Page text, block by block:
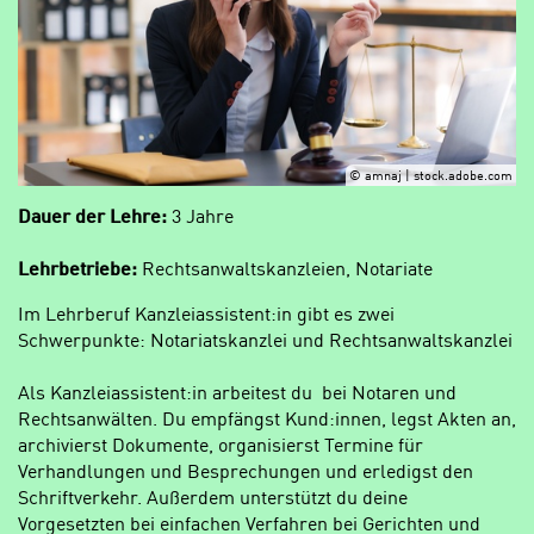
© amnaj | stock.adobe.com
Dauer der Lehre: 3 Jahre
Lehrbetriebe: Rechtsanwaltskanzleien, Notariate
Im Lehrberuf Kanzleiassistent:in gibt es zwei
Schwerpunkte: Notariatskanzlei und Rechtsanwaltskanzlei
Als Kanzleiassistent:in arbeitest du bei Notaren und
Rechtsanwälten. Du empfängst Kund:innen, legst Akten an,
archivierst Dokumente, organisierst Termine für
Verhandlungen und Besprechungen und erledigst den
Schriftverkehr. Außerdem unterstützt du deine
Vorgesetzten bei einfachen Verfahren bei Gerichten und